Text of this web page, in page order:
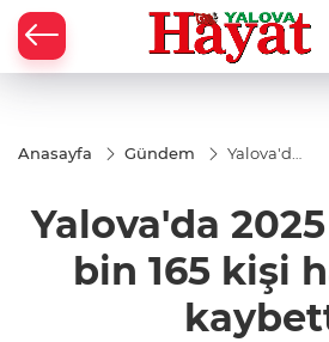
Anasayfa Gündem
Yalova'da
bin 165
kişi
kaybetti
Yalova'da 2025
bin 165 kişi